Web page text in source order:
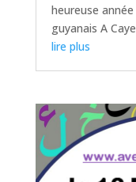
heureuse
guyanais A
lire plus